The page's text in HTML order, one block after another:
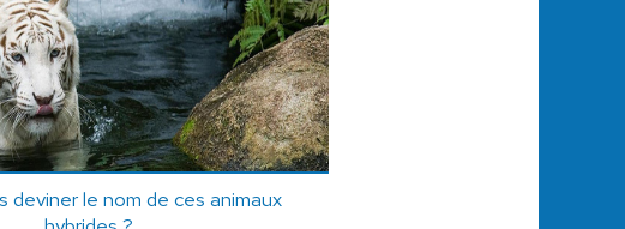
deviner le nom de ces animaux